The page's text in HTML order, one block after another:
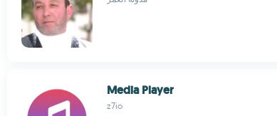
Media Player
z7io